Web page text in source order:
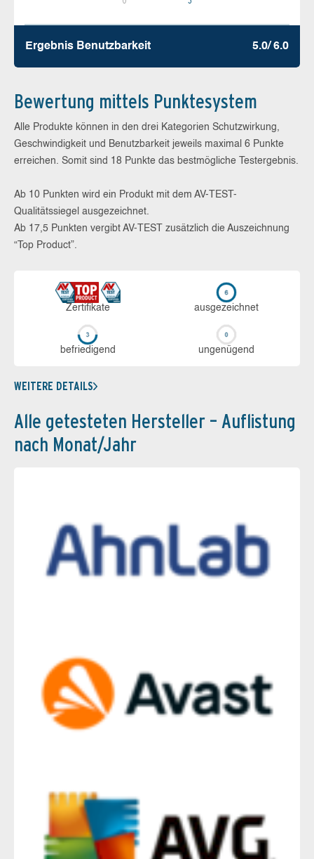
Ergebnis Benutz­barkeit 5.0/ 6.0
Bewertung mittels Punktesystem
Alle Produkte können in den drei Kategorien Schutzwirkung,
Geschwindigkeit und Benutzbarkeit jeweils maximal 6 Punkte
erreichen. Somit sind 18 Punkte das bestmögliche Testergebnis.
Ab 10 Punkten wird ein Produkt mit dem AV-TEST-
Qualitätssiegel ausgezeichnet.
Ab 17,5 Punkten vergibt AV-TEST zusätzlich die Auszeichnung
“Top Product”.
Zerti­fikate aus­ge­zeich­net
be­frie­di­gend un­ge­nü­gend
WEITERE DETAILS
Alle getesteten Hersteller – Auflistung
nach Monat/Jahr